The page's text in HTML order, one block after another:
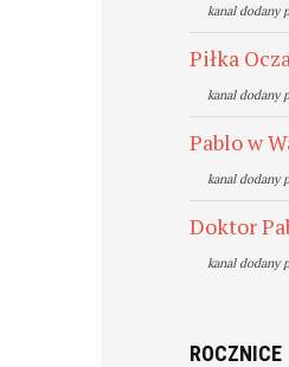
kanal dodany
Piłka
kanal dodany
Pablo w
kanal dodany
Doktor
kanal dodany
ROCZNICE